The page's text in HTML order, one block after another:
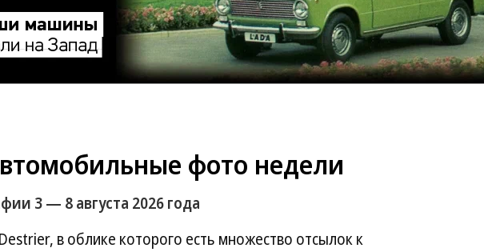
фото недели
3 — 8 августа 2026 года
в облике которого есть множество отсылок к